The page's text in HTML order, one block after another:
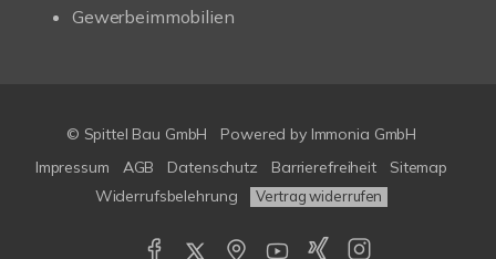
Gewerbeimmobilien
© Spittel Bau GmbH Powered by Immonia GmbH
Impressum
AGB Datenschutz Barrierefreiheit
Sitemap
Widerrufsbelehrung
Vertrag widerrufen